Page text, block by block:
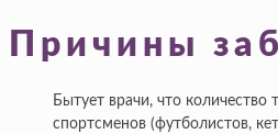
Причины
Бытует врачи, что
спортсменов (футболистов,